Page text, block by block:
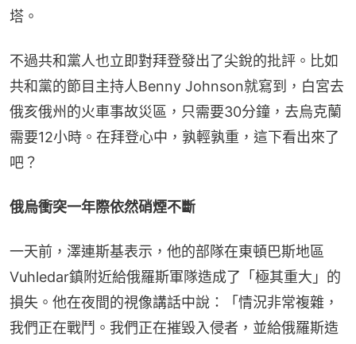
塔。
不過共和黨人也立即對拜登發出了尖銳的批評。比如
共和黨的節目主持人Benny Johnson就寫到，白宮去
俄亥俄州的火車事故災區，只需要30分鐘，去烏克蘭
需要12小時。在拜登心中，孰輕孰重，這下看出來了
吧？
俄烏衝突一年際依然硝煙不斷
一天前，澤連斯基表示，他的部隊在東頓巴斯地區
Vuhledar鎮附近給俄羅斯軍隊造成了「極其重大」的
損失。他在夜間的視像講話中說：「情況非常複雜，
我們正在戰鬥。我們正在摧毀入侵者，並給俄羅斯造